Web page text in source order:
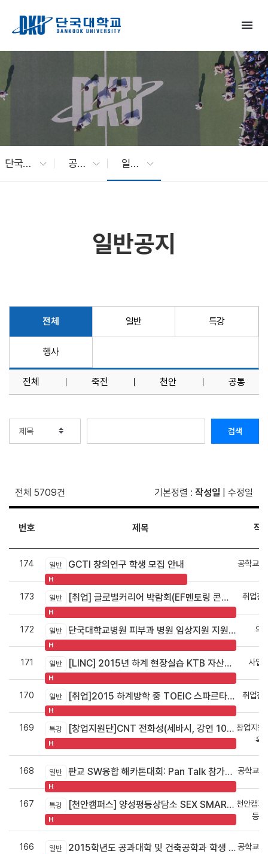
menu
단국대 소식 공지사항 일반공지
일반공지
전체 일반 특강
행사
전체 죽전 천안 공통
검색
전체 5709건 기본정렬 : 작성일 수정일
번호 제목 작
174 일반 GCTI 창의연구 학생 모집 안내
H
공학교
173 일반 [취업] 글로벌커리어 박람회(EF멘토링 콘서트) 개최 안내
H
취업진
172 일반 단국대학교병원 피부과 병원 임상지원 지원자 모집- 노화 및 염증 피부의 유전자 발현 분석
H
의
171 일반 [LINC] 2015년 하계 현장실습 KTB 자산운영, 닐슨코리아 지원자 모집
H
사업
170 일반 [취업]2015 하계방학 중 TOEIC 스파르타 집중 교육 안내
H
취업진
169 특강 [창업지원단]CNT 전화성(세바시, 강연 100℃ 출연)대표 창업특강
H
창업지원
육
168 일반 판교 SW융합 해카톤대회: Pan Talk 참가자 공대 및 건축대학 학생 모집
H
공학교
167 특강 [천안캠퍼스] 양성평등상담소 SEX SMART 특강 취소 안내
H
천안캠퍼
등상
166 일반 2015학년도 공과대학 및 건축공학과 학생 포트폴리오 경진대회 공학교